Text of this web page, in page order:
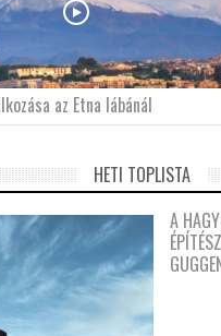
az Etna lábánál
HETI TOPLISTA
A